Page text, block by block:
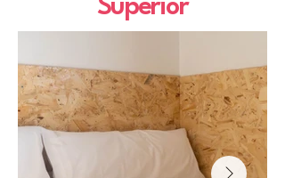
Superior